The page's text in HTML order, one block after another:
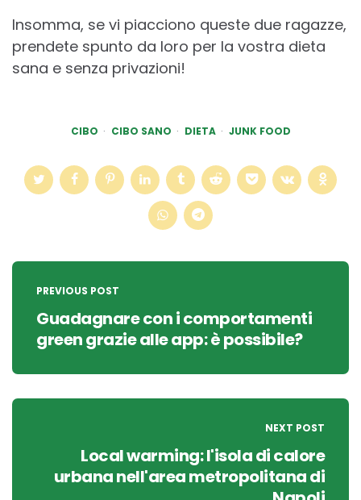
Insomma, se vi piacciono queste due ragazze,
prendete spunto da loro per la vostra dieta
sana e senza privazioni!
CIBO CIBO SANO DIETA JUNK FOOD
Post
navigation
PREVIOUS POST
Guadagnare con i comportamenti
green grazie alle app: è possibile?
NEXT POST
Local warming: l'isola di calore
urbana nell'area metropolitana di